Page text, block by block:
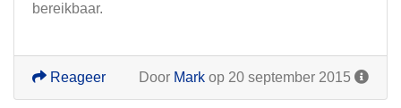
bereikbaar.
Door Mark op 20 september 2015
Reageer